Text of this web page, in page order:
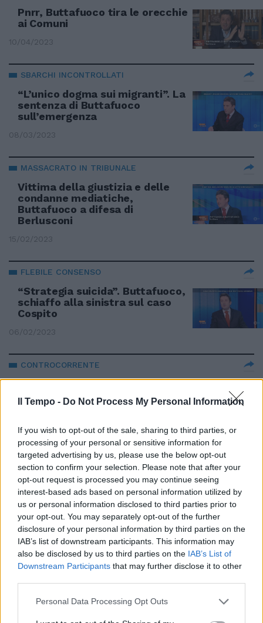
Il Tempo - Do Not Process My Personal Information
If you wish to opt-out of the sale, sharing to third parties, or
processing of your personal or sensitive information for
targeted advertising by us, please use the below opt-out
section to confirm your selection. Please note that after your
opt-out request is processed you may continue seeing
interest-based ads based on personal information utilized by
us or personal information disclosed to third parties prior to
your opt-out. You may separately opt-out of the further
disclosure of your personal information by third parties on the
IAB’s list of downstream participants. This information may
also be disclosed by us to third parties on the IAB’s List of
Downstream Participants that may further disclose it to other
Personal Data Processing Opt Outs
Pnrr, Buttafuoco tira le orecchie
ai Comuni
10/04/2023
SBARCHI INCONTROLLATI
“L’unico dogma sui migranti”. La
sentenza di Buttafuoco
sull’emergenza
08/03/2023
MASSACRATO IN TRIBUNALE
Vittima della giustizia e delle
condanne mediatiche,
Buttafuoco a difesa di
Berlusconi
15/02/2023
FLEBILE CONSENSO
“Strategia suicida”. Buttafuoco,
schiaffo alla sinistra sul caso
Cospito
06/02/2023
CONTROCORRENTE
“Pd uguale poltrona. Come il bue
che...”. Buttafuoco senza pietà
con la sinistra
FIGURA DI RIFERIMENTO
“Il vero leader dell’opposizione”.
Buttafuoco tira fuori chi dà le
carte a sinistra
05/12/2022
STASERA ITALIA
"Puzzoni, evasori, schifosi".
Buttafuoco sul Pos lascia